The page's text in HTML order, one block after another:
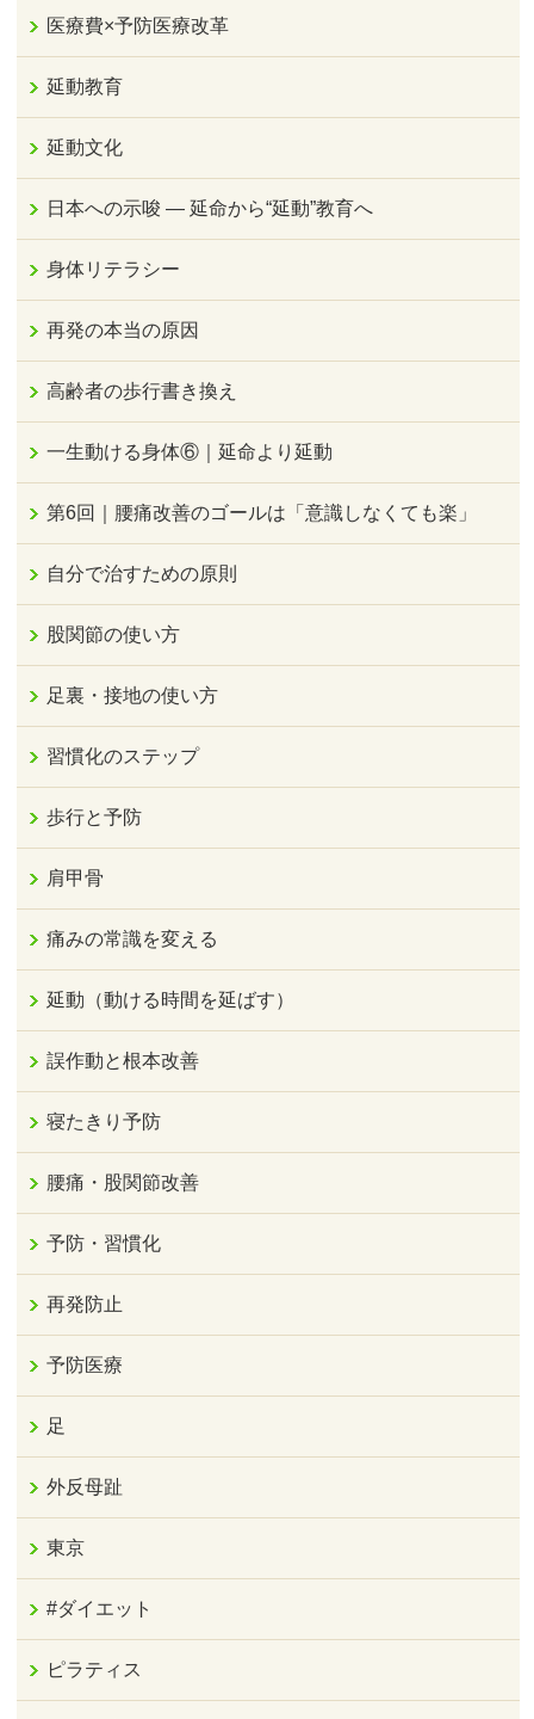
医療費×予防医療改革
延動教育
延動文化
日本への示唆 ― 延命から“延動”教育へ
身体リテラシー
再発の本当の原因
高齢者の歩行書き換え
一生動ける身体⑥｜延命より延動
第6回｜腰痛改善のゴールは「意識しなくても楽」
自分で治すための原則
股関節の使い方
足裏・接地の使い方
習慣化のステップ
歩行と予防
肩甲骨
痛みの常識を変える
延動（動ける時間を延ばす）
誤作動と根本改善
寝たきり予防
腰痛・股関節改善
予防・習慣化
再発防止
予防医療
足
外反母趾
東京
#ダイエット
ピラティス